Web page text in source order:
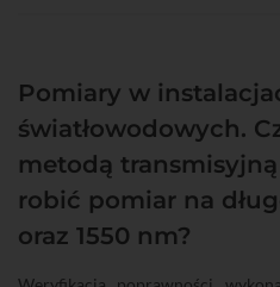
Pomiary w
światłowodowych.
metodą
robić pomiar na
oraz 1550 nm?